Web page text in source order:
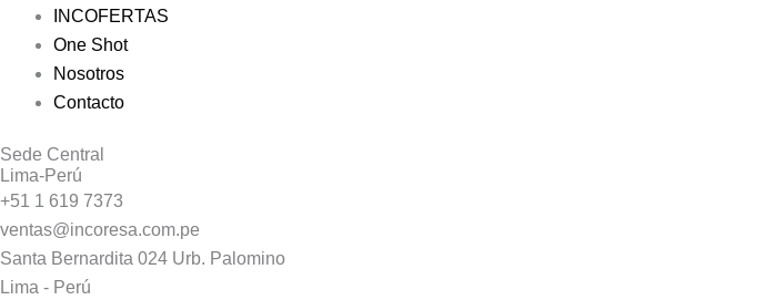
INCOFERTAS
One Shot
Nosotros
Contacto
Sede Central
Lima-Perú
+51 1 619 7373
ventas@incoresa.com.pe
Santa Bernardita 024 Urb. Palomino
Lima - Perú